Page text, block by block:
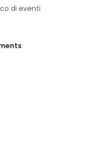
di eventi